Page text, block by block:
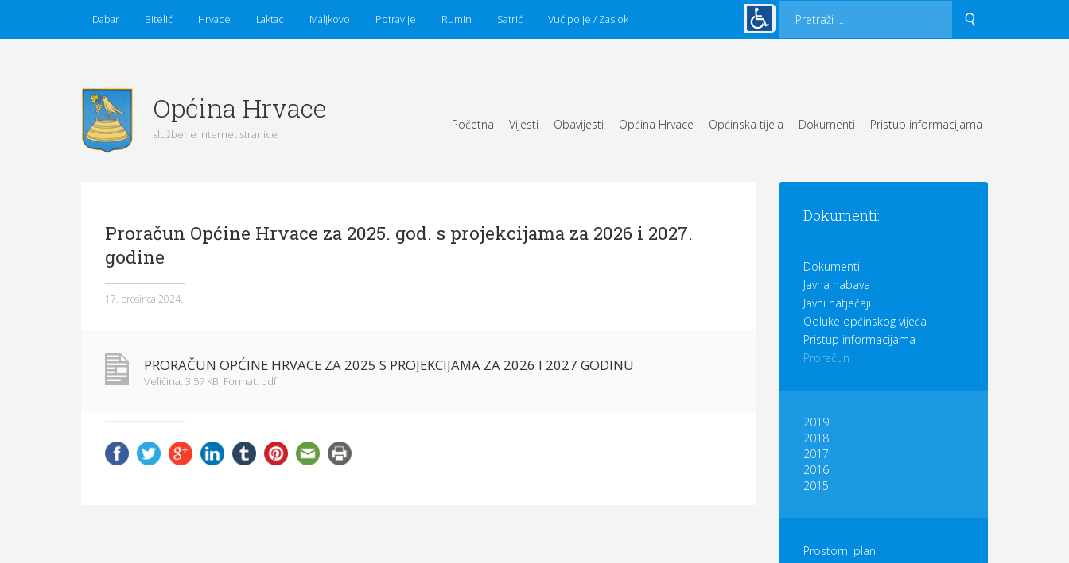
Dabar Bitelić Hrvace Laktac Maljkovo Potravlje Rumin Satrić Vučipolje / Zasiok
Općina Hrvace
službene internet stranice
Početna Vijesti Obavijesti Općina Hrvace Općinska tijela Dokumenti Pristup informacijama
Općinska tijela
Dokumenti
Proračun Općine Hrvace za 2025. god. s projekcijama za 2026 i 2027.
godine
17. prosinca 2024.
PRORAČUN OPĆINE HRVACE ZA 2025 S PROJEKCIJAMA ZA 2026 I 2027 GODINU
Veličina: 3.57 KB, Format: pdf
Dokumenti:
Dokumenti
Javna nabava
Javni natječaji
Odluke općinskog vijeća
Pristup informacijama
Proračun
2019
2018
2017
2016
2015
Prostorni plan